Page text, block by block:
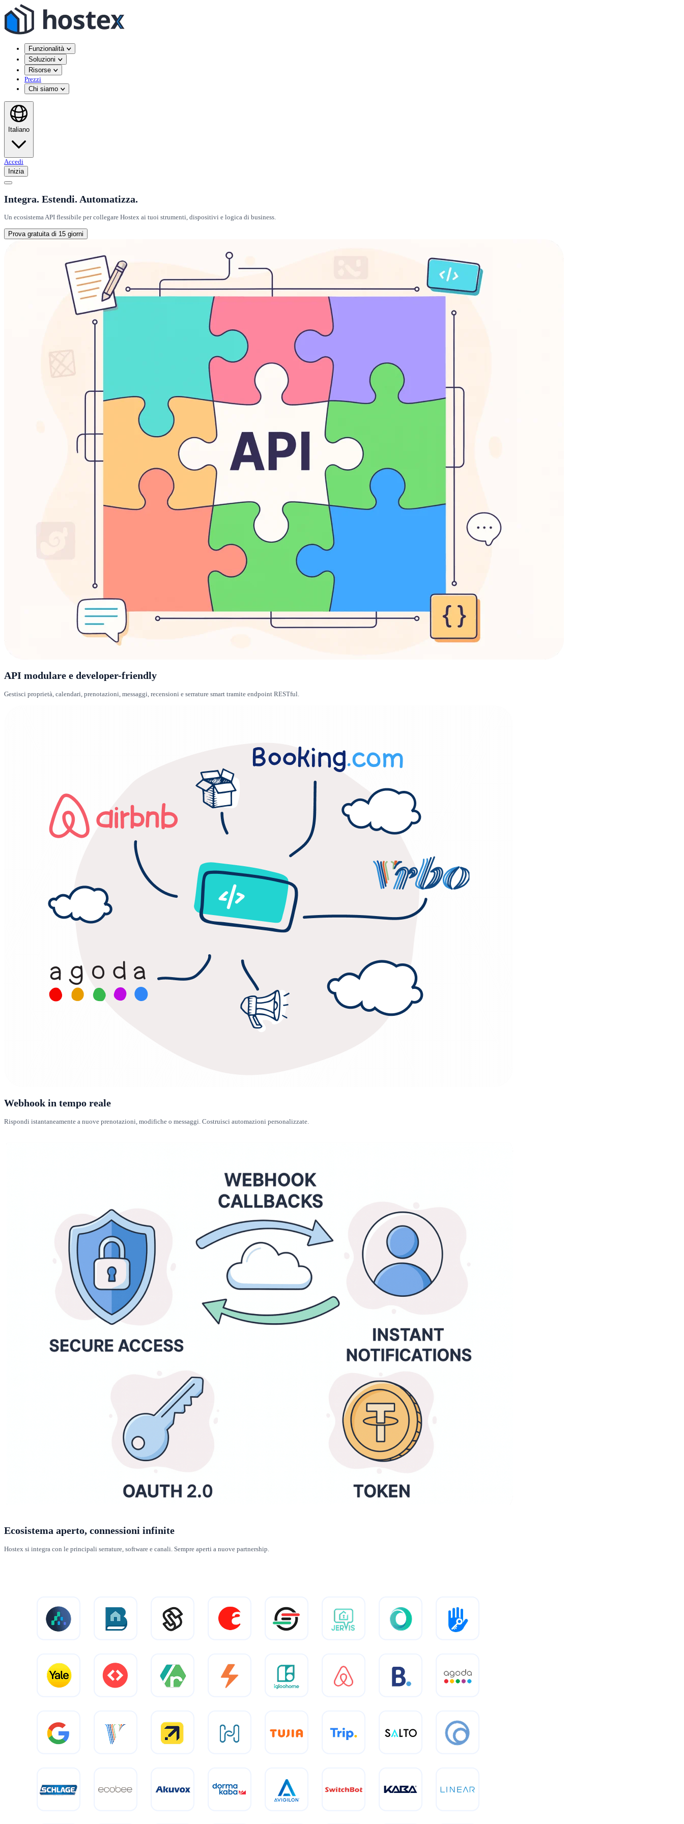
Funzionalità
Soluzioni
Risorse
Prezzi
Chi siamo
Italiano
Accedi
Inizia
Integra. Estendi. Automatizza.
Un ecosistema API flessibile per collegare Hostex ai tuoi strumenti, dispositivi e logica di business.
Prova gratuita di 15 giorni
API modulare e developer-friendly
Gestisci proprietà, calendari, prenotazioni, messaggi, recensioni e serrature smart tramite endpoint RESTful.
Webhook in tempo reale
Rispondi istantaneamente a nuove prenotazioni, modifiche o messaggi. Costruisci automazioni personalizzate.
Ecosistema aperto, connessioni infinite
Hostex si integra con le principali serrature, software e canali. Sempre aperti a nuove partnership.